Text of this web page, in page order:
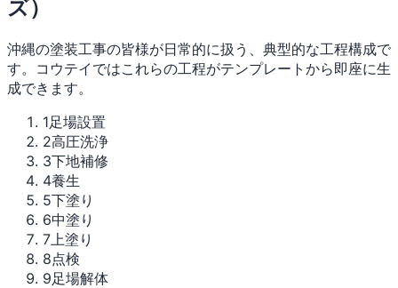
ズ）
沖縄の塗装工事の皆様が日常的に扱う、典型的な工程構成で
す。コウテイではこれらの工程がテンプレートから即座に生
成できます。
1足場設置
2高圧洗浄
3下地補修
4養生
5下塗り
6中塗り
7 上塗り
8点検
9足場解体